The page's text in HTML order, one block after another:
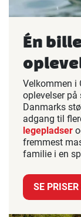
Én
Velkommen i
oplevelser på
Danmarks
adgang til
legepladser
fremmest
familie i en
SE